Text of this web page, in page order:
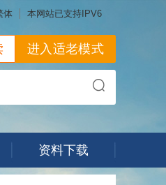
体 本网站已支持IPV6
进入适老模式
资料下载